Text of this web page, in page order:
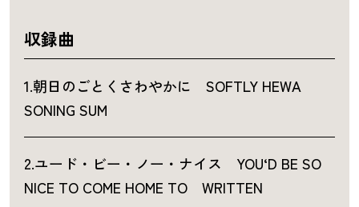
収録曲
1.朝日のごとくさわやかに SOFTLY HEWA
SONING SUM
2.ユード・ビー・ノー・ナイス YOU‘D BE SO
NICE TO COME HOME TO WRITTEN